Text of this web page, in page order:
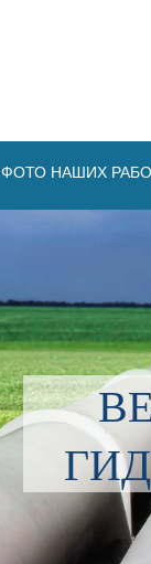
ФОТО НАШИХ